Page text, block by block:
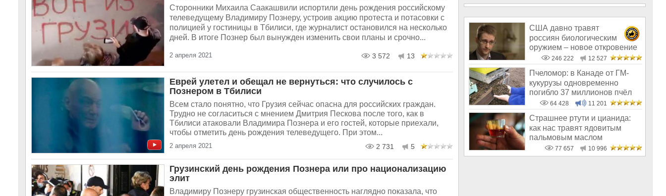
Сторонники Михаила Саакашвили испортили день рождения российскому
телеведущему Владимиру Познеру, устроив акцию протеста и потасовки с
полицией у гостиницы в Тбилиси, где журналист остановился на несколько
дней. В итоге Познер был вынужден изменить свои планы и срочно...
2 апреля 2021 3 572 13
Еврей улетел и обещал не вернуться: что случилось с
Познером в Тбилиси
Всем стало понятно, что Грузия сейчас опасна для российских граждан.
Трудно не согласиться с мнением Дмитрия Пескова после того, как в
Тбилиси атаковали Владимира Познера и его гостей, которые приехали,
чтобы отметить день рождения телеведущего. При этом...
2 апреля 2021 2 731 5
Грузинский день рождения Познера или про национализацию
элит
Владимиру Познеру грузинская общественность наглядно показала, что
США давно травят
россиян биологическим
оружием – новое откровение
Эдварда Сноудена
246 222 12 527
Пчеломор: в Канаде от ГМ-
кукурузы одновременно
погибло 37 миллионов пчёл
64 428 11 201
Страшнее ртути и цианида:
как нас травят ядовитым
пальмовым маслом
77 657 10 996